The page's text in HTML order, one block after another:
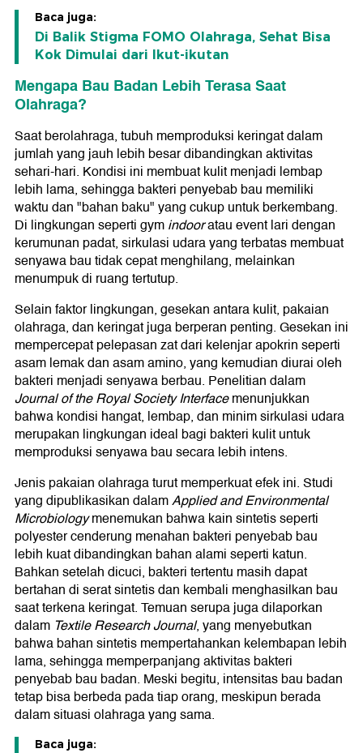
Baca juga:
Di Balik Stigma FOMO Olahraga, Sehat Bisa
Kok Dimulai dari Ikut-ikutan
Mengapa Bau Badan Lebih Terasa Saat
Olahraga?
Saat berolahraga, tubuh memproduksi keringat dalam
jumlah yang jauh lebih besar dibandingkan aktivitas
sehari-hari. Kondisi ini membuat kulit menjadi lembap
lebih lama, sehingga bakteri penyebab bau memiliki
waktu dan "bahan baku" yang cukup untuk berkembang.
Di lingkungan seperti gymindooratau event lari dengan
kerumunan padat, sirkulasi udara yang terbatas membuat
senyawa bau tidak cepat menghilang, melainkan
menumpuk di ruang tertutup.
Selain faktor lingkungan, gesekan antara kulit, pakaian
olahraga, dan keringat juga berperan penting. Gesekan ini
mempercepat pelepasan zat dari kelenjar apokrin seperti
asam lemak dan asam amino, yang kemudian diurai oleh
bakteri menjadi senyawa berbau. Penelitian dalam
Journal of the Royal Society Interfacemenunjukkan
bahwa kondisi hangat, lembap, dan minim sirkulasi udara
merupakan lingkungan ideal bagi bakteri kulit untuk
memproduksi senyawa bau secara lebih intens.
Jenis pakaian olahraga turut memperkuat efek ini. Studi
yang dipublikasikan dalamApplied and Environmental
Microbiologymenemukan bahwa kain sintetis seperti
polyester cenderung menahan bakteri penyebab bau
lebih kuat dibandingkan bahan alami seperti katun.
Bahkan setelah dicuci, bakteri tertentu masih dapat
bertahan di serat sintetis dan kembali menghasilkan bau
saat terkena keringat. Temuan serupa juga dilaporkan
dalam Textile Research Journal, yang menyebutkan
bahwa bahan sintetis mempertahankan kelembapan lebih
lama, sehingga memperpanjang aktivitas bakteri
penyebab bau badan. Meski begitu, intensitas bau badan
tetap bisa berbeda pada tiap orang, meskipun berada
dalam situasi olahraga yang sama.
Baca juga: